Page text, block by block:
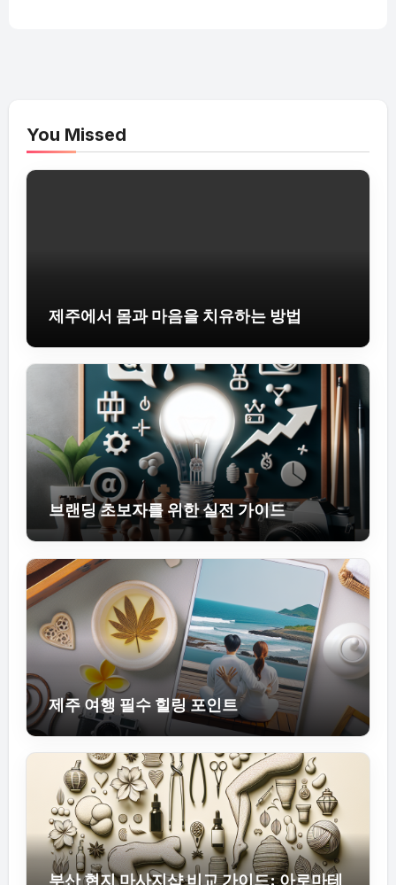
You Missed
제주에서 몸과 마음을 치유하는 방법
브랜딩 초보자를 위한 실전 가이드
제주 여행 필수 힐링 포인트
부산 현지 마사지샵 비교 가이드: 아로마테